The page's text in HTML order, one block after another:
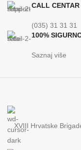
CALL CENTAR
(035) 31 31 31
100%
Saznaj više
XVIII Hrvatske